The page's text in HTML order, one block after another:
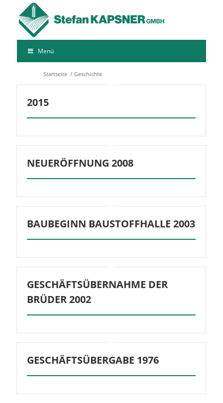
Menü
Startseite / Geschichte
2015
NEUERÖFFNUNG 2008
BAUBEGINN BAUSTOFFHALLE 2003
GESCHÄFTSÜBERNAHME DER
BRÜDER 2002
GESCHÄFTSÜBERGABE 1976